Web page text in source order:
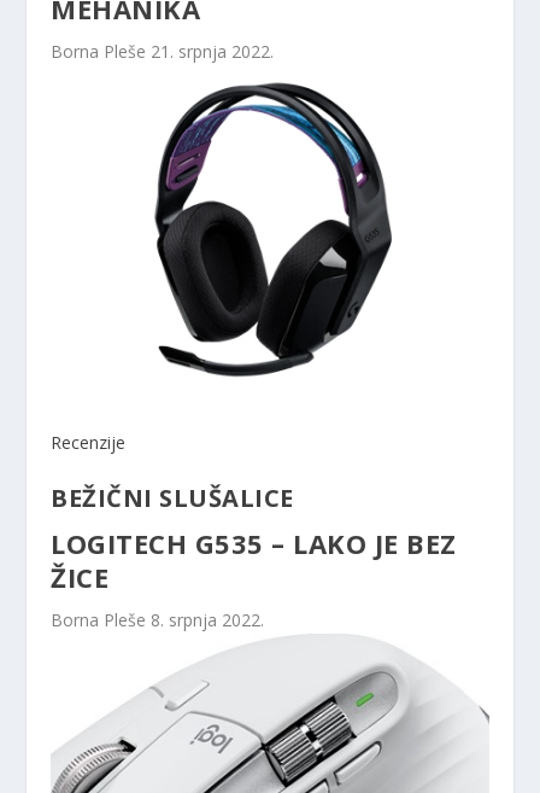
MEHANIKA
Borna Pleše 21. srpnja 2022.
Recenzije
BEŽIČNI SLUŠALICE
LOGITECH G535 – LAKO JE BEZ
ŽICE
Borna Pleše 8. srpnja 2022.